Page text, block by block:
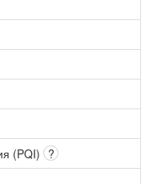
(PQI) ?